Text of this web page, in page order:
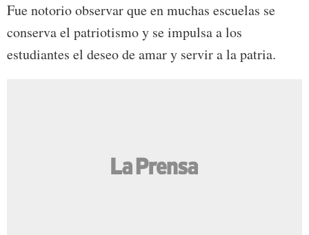
Fue notorio observar que en muchas escuelas se
conserva el patriotismo y se impulsa a los
estudiantes el deseo de amar y servir a la patria.